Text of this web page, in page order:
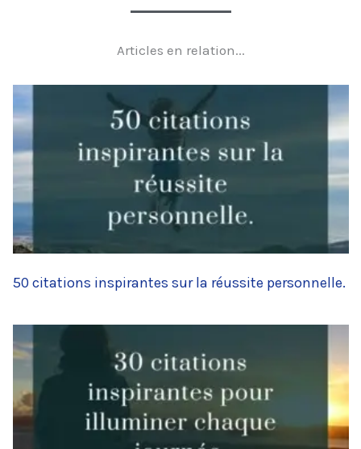
Articles en relation...
50 citations inspirantes sur la réussite personnelle.